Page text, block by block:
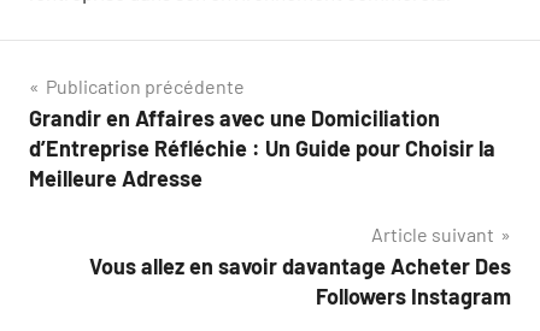
Navigation
de
l’article
Publication précédente
Grandir en Affaires avec une Domiciliation
d’Entreprise Réfléchie : Un Guide pour Choisir la
Meilleure Adresse
Article suivant
Vous allez en savoir davantage Acheter Des
Followers Instagram